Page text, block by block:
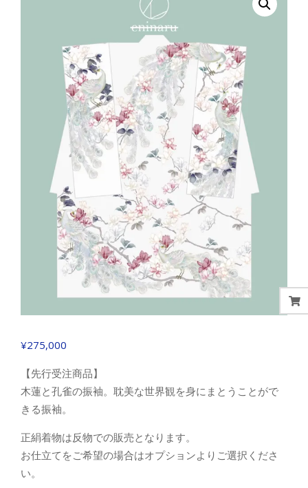
¥275,000
【先行受注商品】
木蓮と孔雀の振袖。耽美な世界観を身にまとうことがで
きる振袖。
正絹着物は反物での販売となります。
お仕立てをご希望の場合はオプションよりご選択くださ
い。